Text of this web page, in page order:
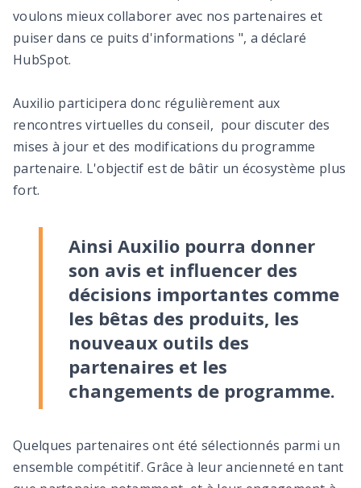
voulons mieux collaborer avec nos partenaires et
puiser dans ce puits d'informations ", a déclaré
HubSpot.
Auxilio participera donc régulièrement aux
rencontres virtuelles du conseil, pour discuter des
mises à jour et des modifications du programme
partenaire. L'objectif est de bâtir un écosystème plus
fort.
Ainsi Auxilio pourra donner
son avis et influencer des
décisions importantes comme
les bêtas des produits, les
nouveaux outils des
partenaires et les
changements de programme.
Quelques partenaires ont été sélectionnés parmi un
ensemble compétitif. Grâce à leur ancienneté en tant